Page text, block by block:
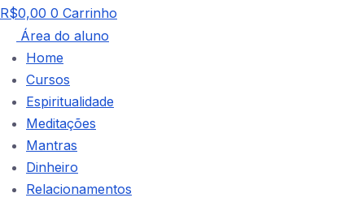
R$0,00 0 Carrinho
Área do aluno
Home
Cursos
Espiritualidade
Meditações
Mantras
Dinheiro
Relacionamentos